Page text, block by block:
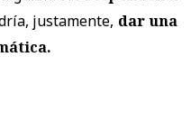
justamente, dar una